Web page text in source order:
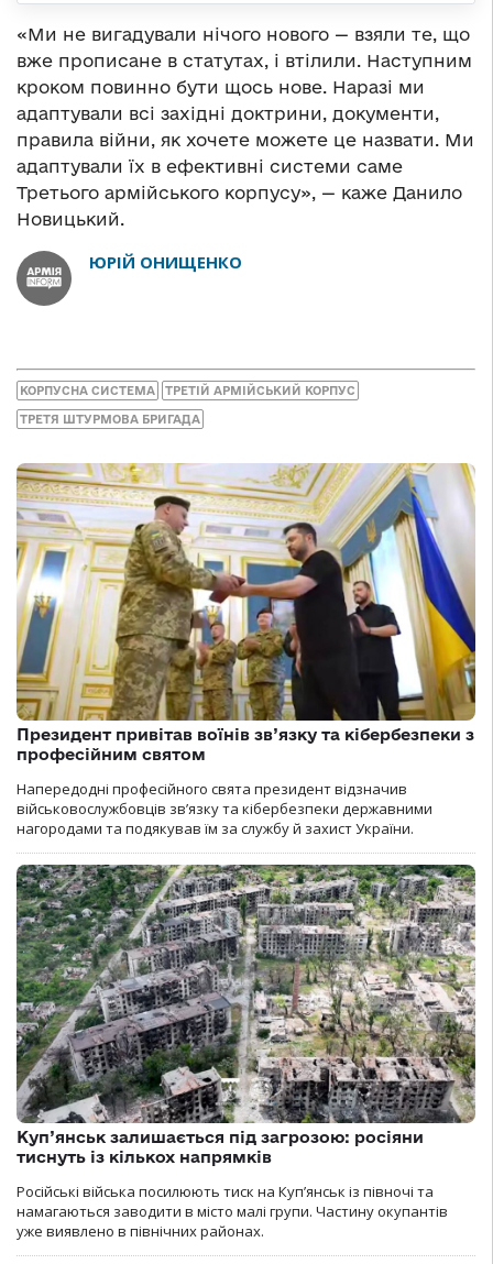
«Ми не вигадували нічого нового — взяли те, що
вже прописане в статутах, і втілили. Наступним
кроком повинно бути щось нове. Наразі ми
адаптували всі західні доктрини, документи,
правила війни, як хочете можете це назвати. Ми
адаптували їх в ефективні системи саме
Третього армійського корпусу», — каже Данило
Новицький.
ЮРІЙ ОНИЩЕНКО
КОРПУСНА СИСТЕМА ТРЕТІЙ АРМІЙСЬКИЙ КОРПУС
ТРЕТЯ ШТУРМОВА БРИГАДА
Президент привітав воїнів зв’язку та кібербезпеки з
професійним святом
Напередодні професійного свята президент відзначив
військовослужбовців зв’язку та кібербезпеки державними
нагородами та подякував їм за службу й захист України.
Куп’янськ залишається під загрозою: росіяни
тиснуть із кількох напрямків
Російські війська посилюють тиск на Куп’янськ із півночі та
намагаються заводити в місто малі групи. Частину окупантів
уже виявлено в північних районах.